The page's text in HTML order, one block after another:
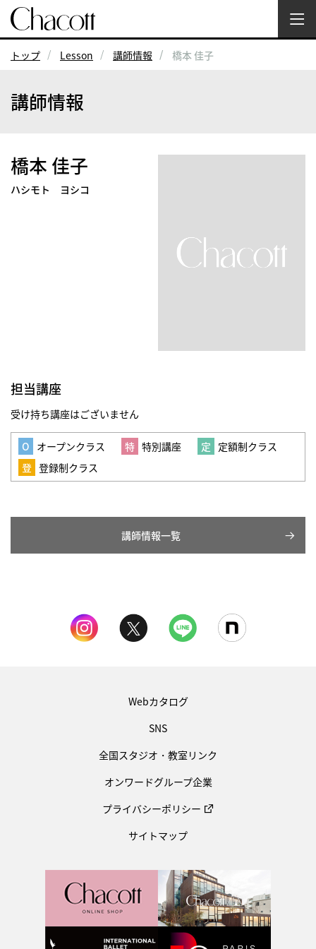
トップ Lesson 講師情報 橋本 佳子
講師情報
橋本 佳子
ハシモト ヨシコ
担当講座
受け持ち講座はございません
オープンクラス 特別講座
定額制クラス
登録制クラス
講師情報一覧
Webカタログ
SNS
全国スタジオ・教室リンク
オンワードグループ企業
プライバシーポリシー
サイトマップ